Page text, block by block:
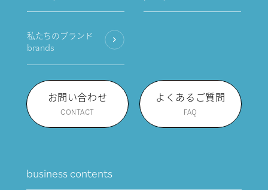
私たちのブランド
brands
お問い合わせ
CONTACT
よくあるご質問
FAQ
business contents